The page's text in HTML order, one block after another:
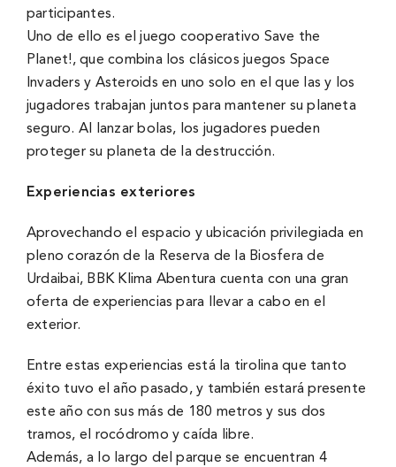
participantes.
Uno de ello es el juego cooperativo Save the
Planet!, que combina los clásicos juegos Space
Invaders y Asteroids en uno solo en el que las y los
jugadores trabajan juntos para mantener su planeta
seguro. Al lanzar bolas, los jugadores pueden
proteger su planeta de la destrucción.
Experiencias exteriores
Aprovechando el espacio y ubicación privilegiada en
pleno corazón de la Reserva de la Biosfera de
Urdaibai, BBK Klima Abentura cuenta con una gran
oferta de experiencias para llevar a cabo en el
exterior.
Entre estas experiencias está la tirolina que tanto
éxito tuvo el año pasado, y también estará presente
este año con sus más de 180 metros y sus dos
tramos, el rocódromo y caída libre.
Además, a lo largo del parque se encuentran 4